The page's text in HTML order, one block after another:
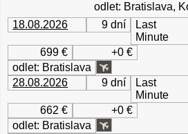
odlet: Bratislava,
18.08.2026
9 dní
Last
Minute
699 €
+0 €
odlet: Bratislava
28.08.2026
9 dní
Last
Minute
662 €
+0 €
odlet: Bratislava